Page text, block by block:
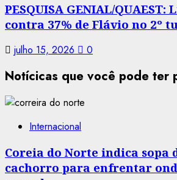
PESQUISA GENIAL/QUAEST:
contra 37% de Flávio no 2º
julho 15, 2026 0
Notícicas que você pode ter
Internacional
Coreia do Norte indica sopa
cachorro para enfrentar